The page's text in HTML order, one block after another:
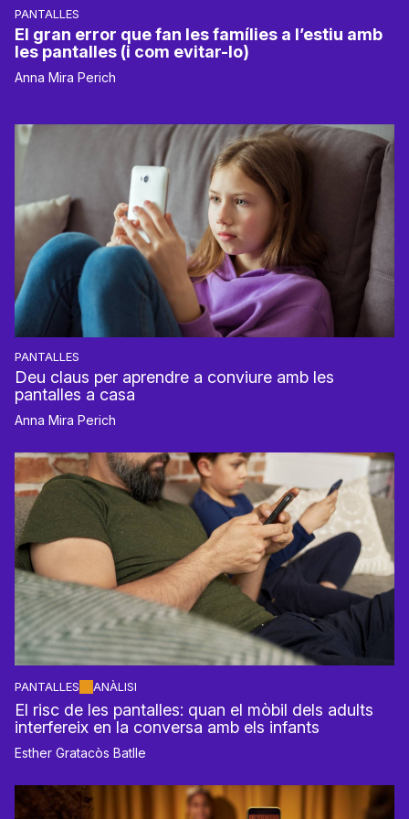
PANTALLES
El gran error que fan les famílies a l’estiu amb
les pantalles (i com evitar-lo)
Anna Mira Perich
PANTALLES
Deu claus per aprendre a conviure amb les
pantalles a casa
Anna Mira Perich
PANTALLES ANÀLISI
El risc de les pantalles: quan el mòbil dels adults
interfereix en la conversa amb els infants
Esther Gratacòs Batlle